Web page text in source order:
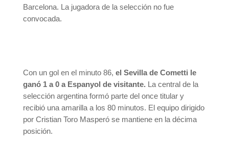
Barcelona. La jugadora de la selección no fue
convocada.
Con un gol en el minuto 86, el Sevilla de Cometti le
ganó 1 a 0 a Espanyol de visitante. La central de la
selección argentina formó parte del once titular y
recibió una amarilla a los 80 minutos. El equipo dirigido
por Cristian Toro Masperó se mantiene en la décima
posición.